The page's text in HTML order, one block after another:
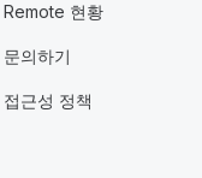
Remote 현황
문의하기
접근성 정책